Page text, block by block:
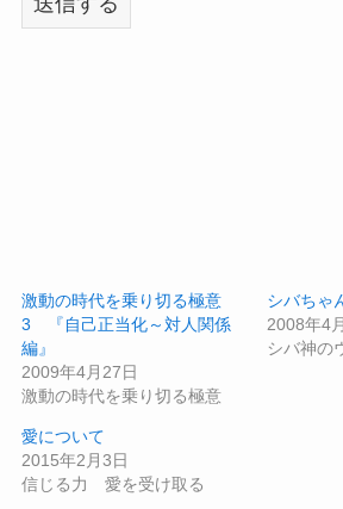
激動の時代を乗り切る極意
3 『自己正当化～対人関係
編』
2009年4月27日
激動の時代を乗り切る極意
シバちゃ
2008年4
シバ神の
愛について
2015年2月3日
信じる力 愛を受け取る